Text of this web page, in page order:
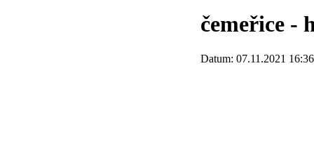
čemeřice -
Datum: 07.11.2021 16:36